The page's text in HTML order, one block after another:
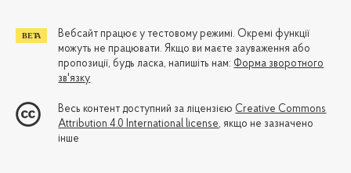
Вебсайт працює у тестовому режимі. Окремі функції
можуть не працювати. Якщо ви маєте зауваження або
пропозиції, будь ласка, напишіть нам: Форма зворотного
зв'язку
Весь контент доступний за ліцензією Creative Commons
Attribution 4.0 International license, якщо не зазначено
інше